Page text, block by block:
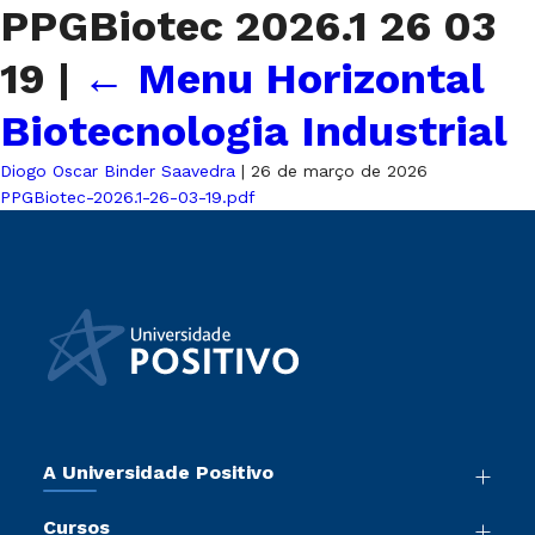
PPGBiotec 2026.1 26 03
19 | ← Menu Horizontal
Biotecnologia Industrial
Diogo Oscar Binder Saavedra | 26 de março de 2026
PPGBiotec-2026.1-26-03-19.pdf
A Universidade Positivo
Cursos